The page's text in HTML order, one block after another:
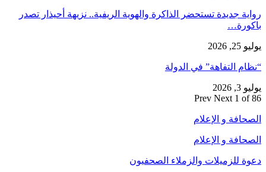
رواية جديدة تستحضر الذاكرة والهوية الريفية.. نزيهة أحيذار تصدر
باكورة…
يوليو 25, 2026
“نظام التفاهة” في الدولة
يوليو 3, 2026
Prev Next 1 of 86
الصحافة و الإعلام
الصحافة و الإعلام
دعوة للزميلات والزملاء الصحفيون